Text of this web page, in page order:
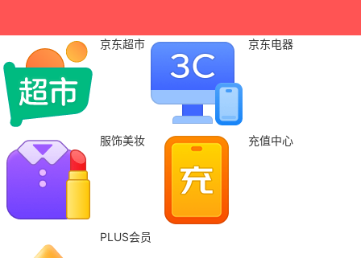
京东超市 京东电器
服饰美妆 充值中心
PLUS会员